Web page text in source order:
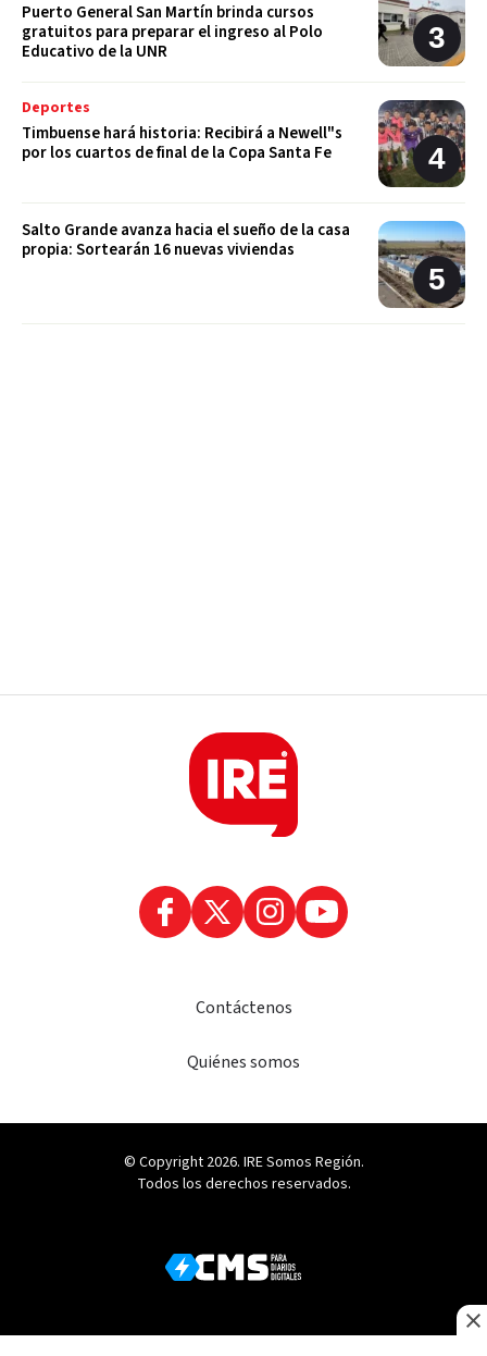
Puerto General San Martín brinda cursos
gratuitos para preparar el ingreso al Polo
Educativo de la UNR
Deportes
Timbuense hará historia: Recibirá a Newell"s
por los cuartos de final de la Copa Santa Fe
Salto Grande avanza hacia el sueño de la casa
propia: Sortearán 16 nuevas viviendas
Contáctenos
Quiénes somos
© Copyright 2026. IRE Somos Región.
Todos los derechos reservados.